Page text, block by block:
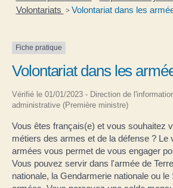
Volontariats > Volontariat dans les
Fiche pratique
Volontariat dans les
Vérifié le 01/01/2023 - Direction de
administrative (Première ministre)
Vous êtes français(e) et vous souhaitez
métiers des armes et de la défense ? Le
armées vous permet de vous engager
Vous pouvez servir dans l'armée de
nationale, la Gendarmerie nationale ou